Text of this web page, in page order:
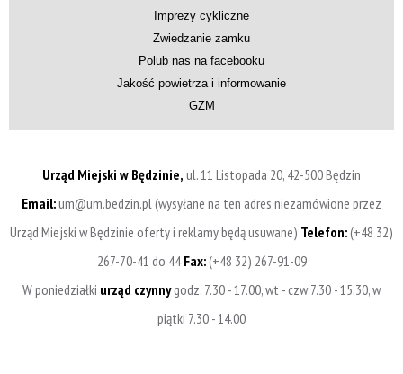
Imprezy cykliczne
Zwiedzanie zamku
Polub nas na facebooku
Jakość powietrza i informowanie
GZM
Urząd Miejski w Będzinie, ul. 11 Listopada 20, 42-500 Będzin
Email:um@um.bedzin.pl (wysyłane na ten adres niezamówione przez
Urząd Miejski w Będzinie oferty i reklamy będą usuwane) Telefon:(+48 32)
267-70-41 do 44Fax:(+48 32) 267-91-09
W poniedziałki urząd czynnygodz. 7.30 - 17.00, wt - czw 7.30 - 15.30, w
piątki 7.30 - 14.00